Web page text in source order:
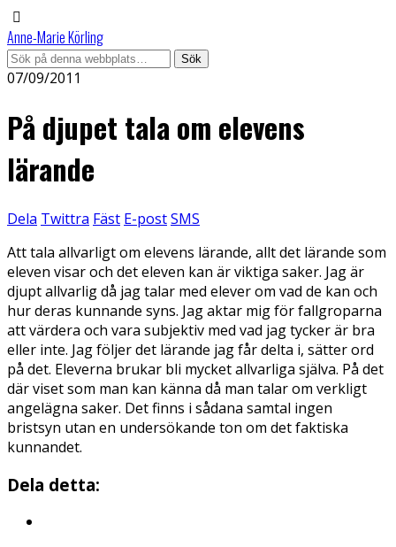
Anne-Marie Körling
07/09/2011
På djupet tala om elevens
lärande
Dela Twittra Fäst E-postSMS
Att tala allvarligt om elevens lärande, allt det lärande som
eleven visar och det eleven kan är viktiga saker. Jag är
djupt allvarlig då jag talar med elever om vad de kan och
hur deras kunnande syns. Jag aktar mig för fallgroparna
att värdera och vara subjektiv med vad jag tycker är bra
eller inte. Jag följer det lärande jag får delta i, sätter ord
på det. Eleverna brukar bli mycket allvarliga själva. På det
där viset som man kan känna då man talar om verkligt
angelägna saker. Det finns i sådana samtal ingen
bristsyn utan en undersökande ton om det faktiska
kunnandet.
Dela detta: